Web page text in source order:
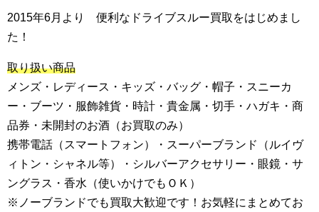
2015年6月より 便利なドライブスルー買取をはじめまし
た！
取り扱い商品
メンズ・レディース・キッズ・バッグ・帽子・スニーカ
ー・ブーツ・服飾雑貨・時計・貴金属・切手・ハガキ・商
品券・未開封のお酒（お買取のみ）
携帯電話（スマートフォン）・スーパーブランド（ルイヴ
ィトン・シャネル等）・シルバーアクセサリー・眼鏡・サ
ングラス・香水（使いかけでもＯＫ）
※ノーブランドでも買取大歓迎です！お気軽にまとめてお